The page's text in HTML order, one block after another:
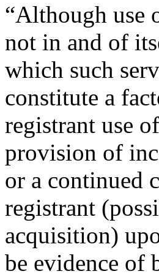
“Although use
not in and of
which such
constitute a
registrant use
provision of
or a continued
registrant
acquisition)
be evidence of